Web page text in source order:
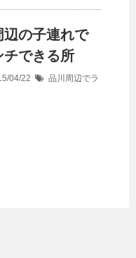
辺の子連れで
チできる所
04/22
品川周辺でラ